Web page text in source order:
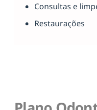
Consultas e
Restaurações